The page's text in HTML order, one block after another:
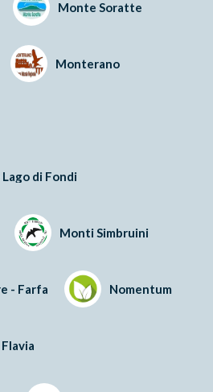
Monte Soratte
Monterano
di Fondi
Monti Simbruini
- Farfa Nomentum